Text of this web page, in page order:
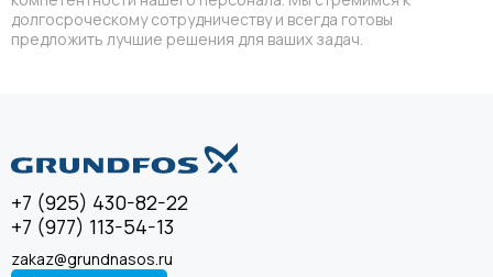
долгосроческому сотрудничеству и всегда готовы
предложить лучшие решения для ваших задач.
+7 (925) 430-82-22
+7 (977) 113-54-13
zakaz@grundnasos.ru